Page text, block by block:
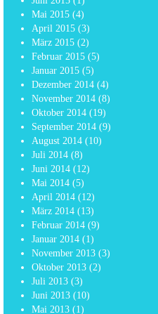
Mai 2015 (4)
April 2015 (3)
März 2015 (2)
Februar 2015 (5)
Januar 2015 (5)
Dezember 2014 (4)
November 2014 (8)
Oktober 2014 (19)
September 2014 (9)
August 2014 (10)
Juli 2014 (8)
Juni 2014 (12)
Mai 2014 (5)
April 2014 (12)
März 2014 (13)
Februar 2014 (9)
Januar 2014 (1)
November 2013 (3)
Oktober 2013 (2)
Juli 2013 (3)
Juni 2013 (10)
Mai 2013 (1)